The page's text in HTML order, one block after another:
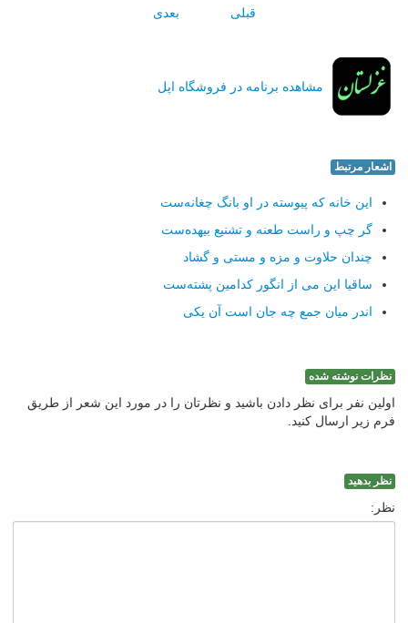
قبلی بعدی
مشاهده برنامه در فروشگاه اپل
اشعار مرتبط
این خانه كه پیوسته در او بانگ چغانه‌ست
گر چپ و راست طعنه و تشنیع بیهده‌ست
چندان حلاوت و مزه و مستی و گشاد
ساقیا این می از انگور كدامین پشته‌ست
اندر میان جمع چه جان است آن یكی
نظرات نوشته شده
اولین نفر برای نظر دادن باشید و نظرتان را در مورد این شعر از طریق
فرم زیر ارسال کنید.
نظر بدهید
نظر: